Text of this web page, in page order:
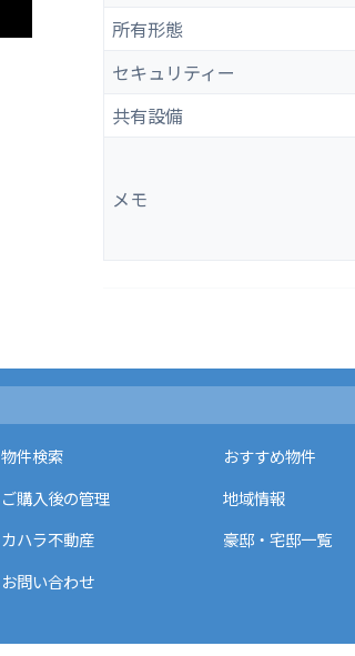
所有形態
セキュリティー
共有設備
メモ
物件検索 おすすめ物件
ご購入後の管理 地域情報
カハラ不動産 豪邸・宅邸一覧
お問い合わせ